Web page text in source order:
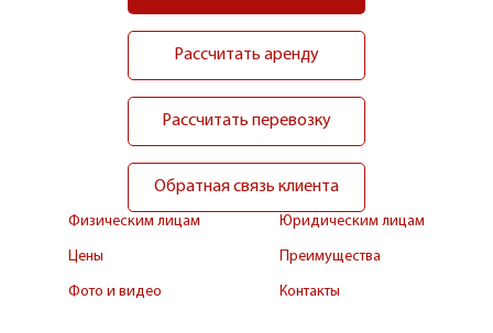
Физическим лицам Юридическим лицам
Цены Преимущества
Фото и видео Контакты
Рассчитать аренду
Рассчитать перевозку
Обратная связь клиента